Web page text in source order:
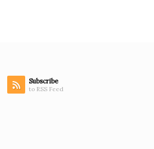
Subscribe
to RSS Feed